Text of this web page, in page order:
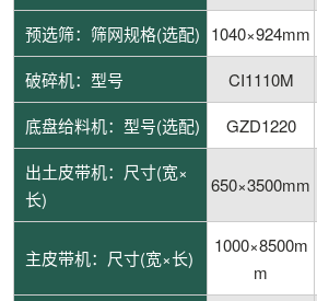
预选筛：筛网规格(选配) 1040×924mm
破碎机：型号
CI1110M
底盘给料机：型号(选配)
GZD1220
出土皮带机：尺寸(宽×
长)
650×3500mm
主皮带机：尺寸(宽×长)
1000×8500m
m